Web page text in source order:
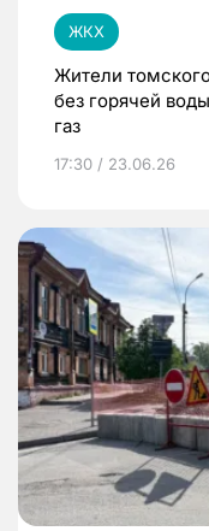
ЖКХ
Жители
без горячей
газ
17:30 / 23.06.26